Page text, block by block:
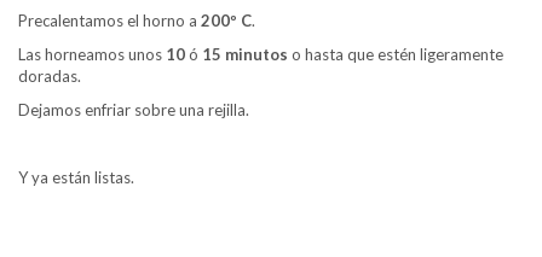
Precalentamos el horno a 200º C.
Las horneamos unos 10ó 15 minutos o hasta que estén ligeramente
doradas.
Dejamos enfriar sobre una rejilla.
Y ya están listas.